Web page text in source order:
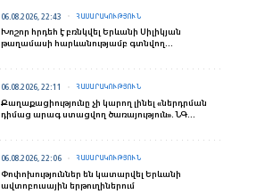
06.08.2026, 22:43 ՀԱՍԱՐԱԿՈՒԹՅՈՒՆ
Խոշոր հրդեհ է բռնկվել Երևանի Սիլիկյան
թաղամասի հարևանությամբ գտնվող
06.08.2026, 22:11 ՀԱՍԱՐԱԿՈՒԹՅՈՒՆ
Քաղաքացիությունը չի կարող լինել «ներդրման
դիմաց արագ ստացվող ծառայություն». ՆԳ
06.08.2026, 22:06 ՀԱՍԱՐԱԿՈՒԹՅՈՒՆ
Փոփոխություններ են կատարվել Երևանի
ավտոբուսային երթուղիներում